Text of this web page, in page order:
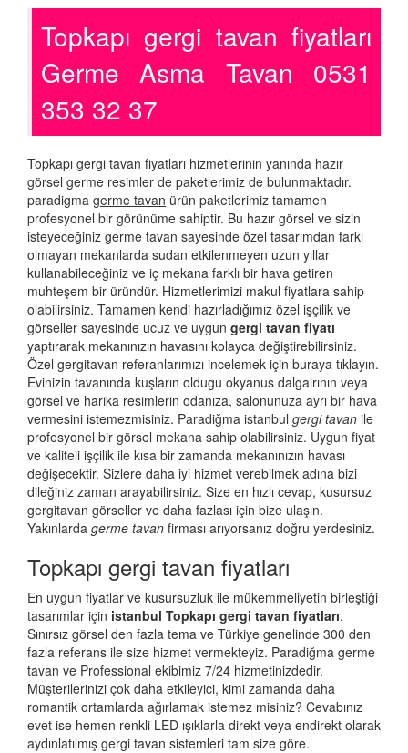
Topkapı gergi tavan fiyatları
Germe Asma Tavan 0531
353 32 37
Topkapı gergi tavan fiyatları hizmetlerinin yanında hazır
görsel germe resimler de paketlerimiz de bulunmaktadır.
paradigma germe tavan ürün paketlerimiz tamamen
profesyonel bir görünüme sahiptir. Bu hazır görsel ve sizin
isteyeceğiniz germe tavan sayesinde özel tasarımdan farkı
olmayan mekanlarda sudan etkilenmeyen uzun yıllar
kullanabileceğiniz ve iç mekana farklı bir hava getiren
muhteşem bir üründür. Hizmetlerimizi makul fiyatlara sahip
olabilirsiniz. Tamamen kendi hazırladığımız özel işçilik ve
görseller sayesinde ucuz ve uygun gergi tavan fiyatı
yaptırarak mekanınızın havasını kolayca değiştirebilirsiniz.
Özel gergitavan referanlarımızı incelemek için buraya tıklayın.
Evinizin tavanında kuşların oldugu okyanus dalgalrının veya
görsel ve harika resimlerin odanıza, salonunuza ayrı bir hava
vermesini istemezmisiniz. Paradiğma istanbul gergi tavan ile
profesyonel bir görsel mekana sahip olabilirsiniz. Uygun fiyat
ve kaliteli işçilik ile kısa bir zamanda mekanınızın havası
değişecektir. Sizlere daha iyi hizmet verebilmek adına bizi
dileğiniz zaman arayabilirsiniz. Size en hızlı cevap, kusursuz
gergitavan görseller ve daha fazlası için bize ulaşın.
Yakınlarda germe tavan firması arıyorsanız doğru yerdesiniz.
Topkapı gergi tavan fiyatları
En uygun fiyatlar ve kusursuzluk ile mükemmeliyetin birleştiği
tasarımlar için istanbul Topkapı gergi tavan fiyatları.
Sınırsız görsel den fazla tema ve Türkiye genelinde 300 den
fazla referans ile size hizmet vermekteyiz. Paradiğma germe
tavan ve Professional ekibimiz 7/24 hizmetinizdedir.
Müşterilerinizi çok daha etkileyici, kimi zamanda daha
romantik ortamlarda ağırlamak istemez misiniz? Cevabınız
evet ise hemen renkli LED ışıklarla direkt veya endirekt olarak
aydınlatılmış gergi tavan sistemleri tam size göre.